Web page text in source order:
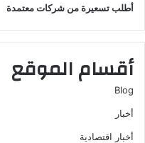
أطلب تسعيرة من شركات معتمدة
أقسام الموقع
Blog
أخبار
أخبار اقتصادية